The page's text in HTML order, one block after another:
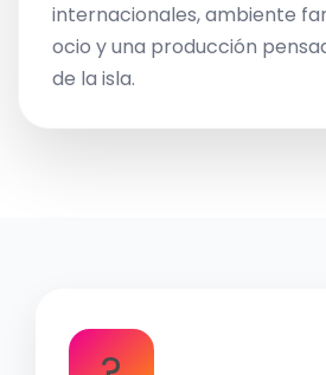
internacionales, ambiente
ocio y una producción
de la isla.